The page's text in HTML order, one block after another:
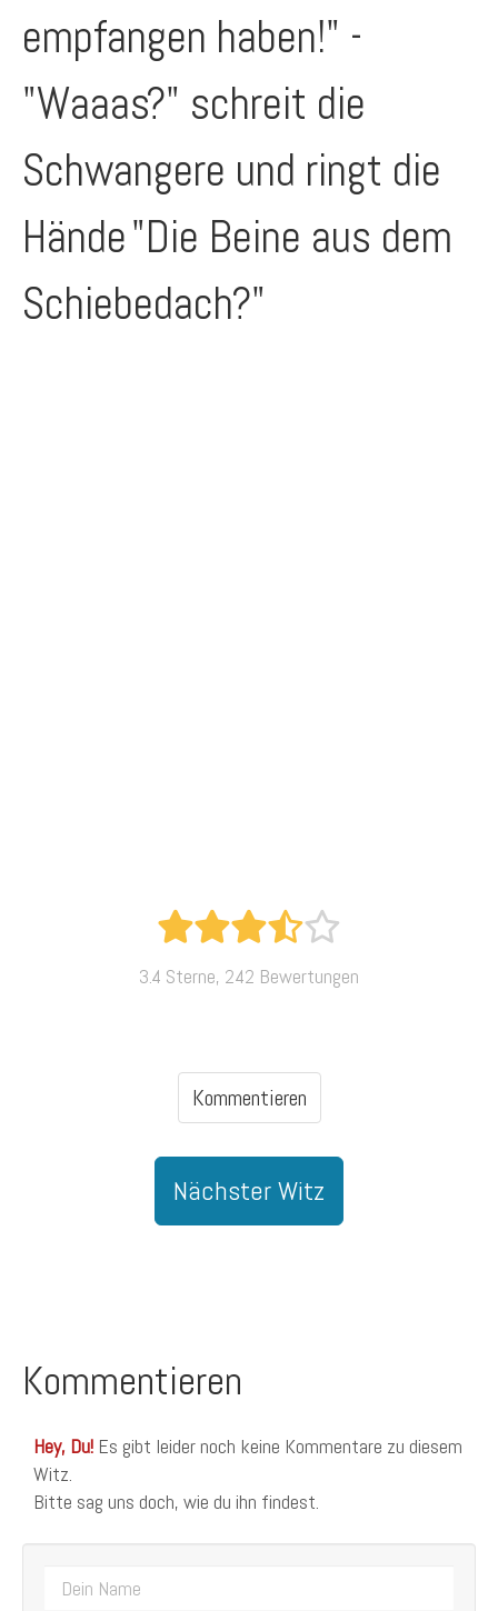
empfangen haben!" -
"Waaas?" schreit die
Schwangere und ringt die
Hände"Die Beine aus dem
Schiebedach?"
3.4 Sterne, 242 Bewertungen
Kommentieren
Nächster Witz
Kommentieren
Hey, Du! Es gibt leider noch keine Kommentare zu diesem
Witz.
Bitte sag uns doch, wie du ihn findest.